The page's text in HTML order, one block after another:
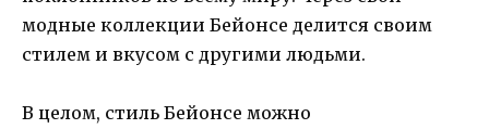
модные коллекции Бейонсе делится своим
стилем и вкусом с другими людьми.
В целом, стиль Бейонсе можно